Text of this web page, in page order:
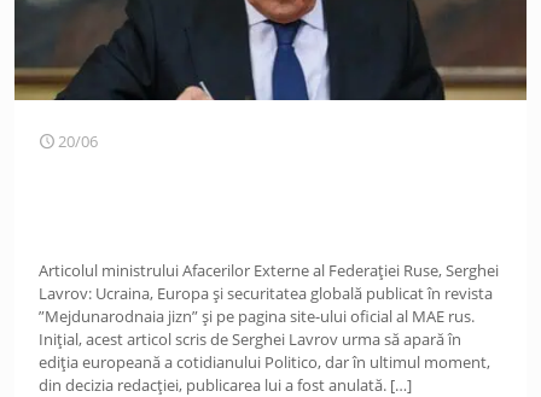
20/06
Articolul ministrului Afacerilor Externe al Federației Ruse, Serghei
Lavrov: Ucraina, Europa și securitatea globală publicat în revista
”Mejdunarodnaia jizn” și pe pagina site-ului oficial al MAE rus.
Inițial, acest articol scris de Serghei Lavrov urma să apară în
ediția europeană a cotidianului Politico, dar în ultimul moment,
din decizia redacției, publicarea lui a fost anulată. […]